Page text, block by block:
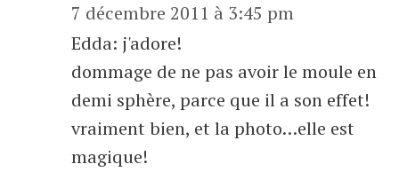
7 décembre 2011 à 3:45 pm
Edda: j'adore!
dommage de ne pas avoir le moule en
demi sphère, parce que il a son effet!
vraiment bien, et la photo…elle est
magique!